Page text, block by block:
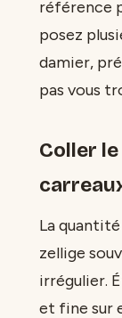
référence
posez
damier,
pas vous
Coller
La
zellige
irrégulier.
et fine sur